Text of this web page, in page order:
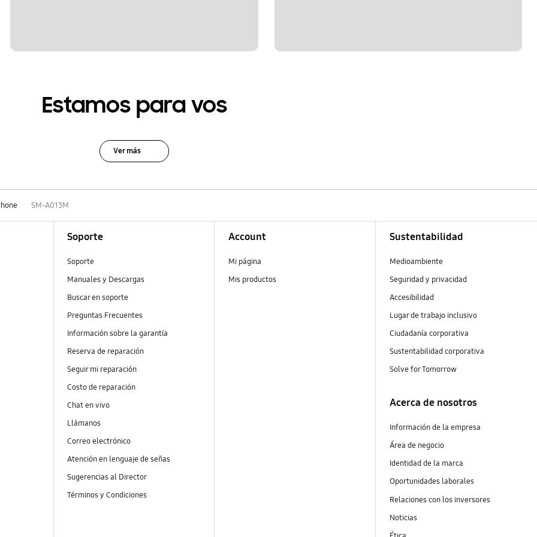
Estamos para vos
Ver más
SM-A013M
Soporte
Soporte
Manuales y Descargas
Buscar en soporte
Preguntas Frecuentes
Información sobre la garantía
Reserva de reparación
Seguir mi reparación
Costo de reparación
Chat en vivo
Llámanos
Correo electrónico
Atención en lenguaje de señas
Sugerencias al Director
Términos y Condiciones
Account
Mi página
Mis productos
Sustentabilidad
Medioambiente
Seguridad y privacidad
Accesibilidad
Lugar de trabajo inclusivo
Ciudadanía corporativa
Sustentabilidad corporativa
Solve for Tomorrow
Acerca de nosotros
Información de la empresa
Área de negocio
Identidad de la marca
Oportunidades laborales
Relaciones con los inversores
Noticias